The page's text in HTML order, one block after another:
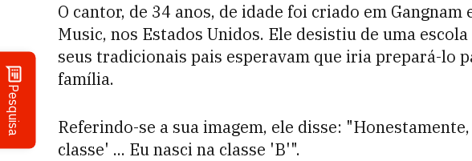
Pesquisa
O cantor, de 34 anos, de idade foi criado em
Music, nos Estados Unidos. Ele desistiu de uma
seus tradicionais pais esperavam que iria prepará-lo
família.
Referindo-se a sua imagem, ele disse:
classe' ... Eu nasci na classe 'B'".